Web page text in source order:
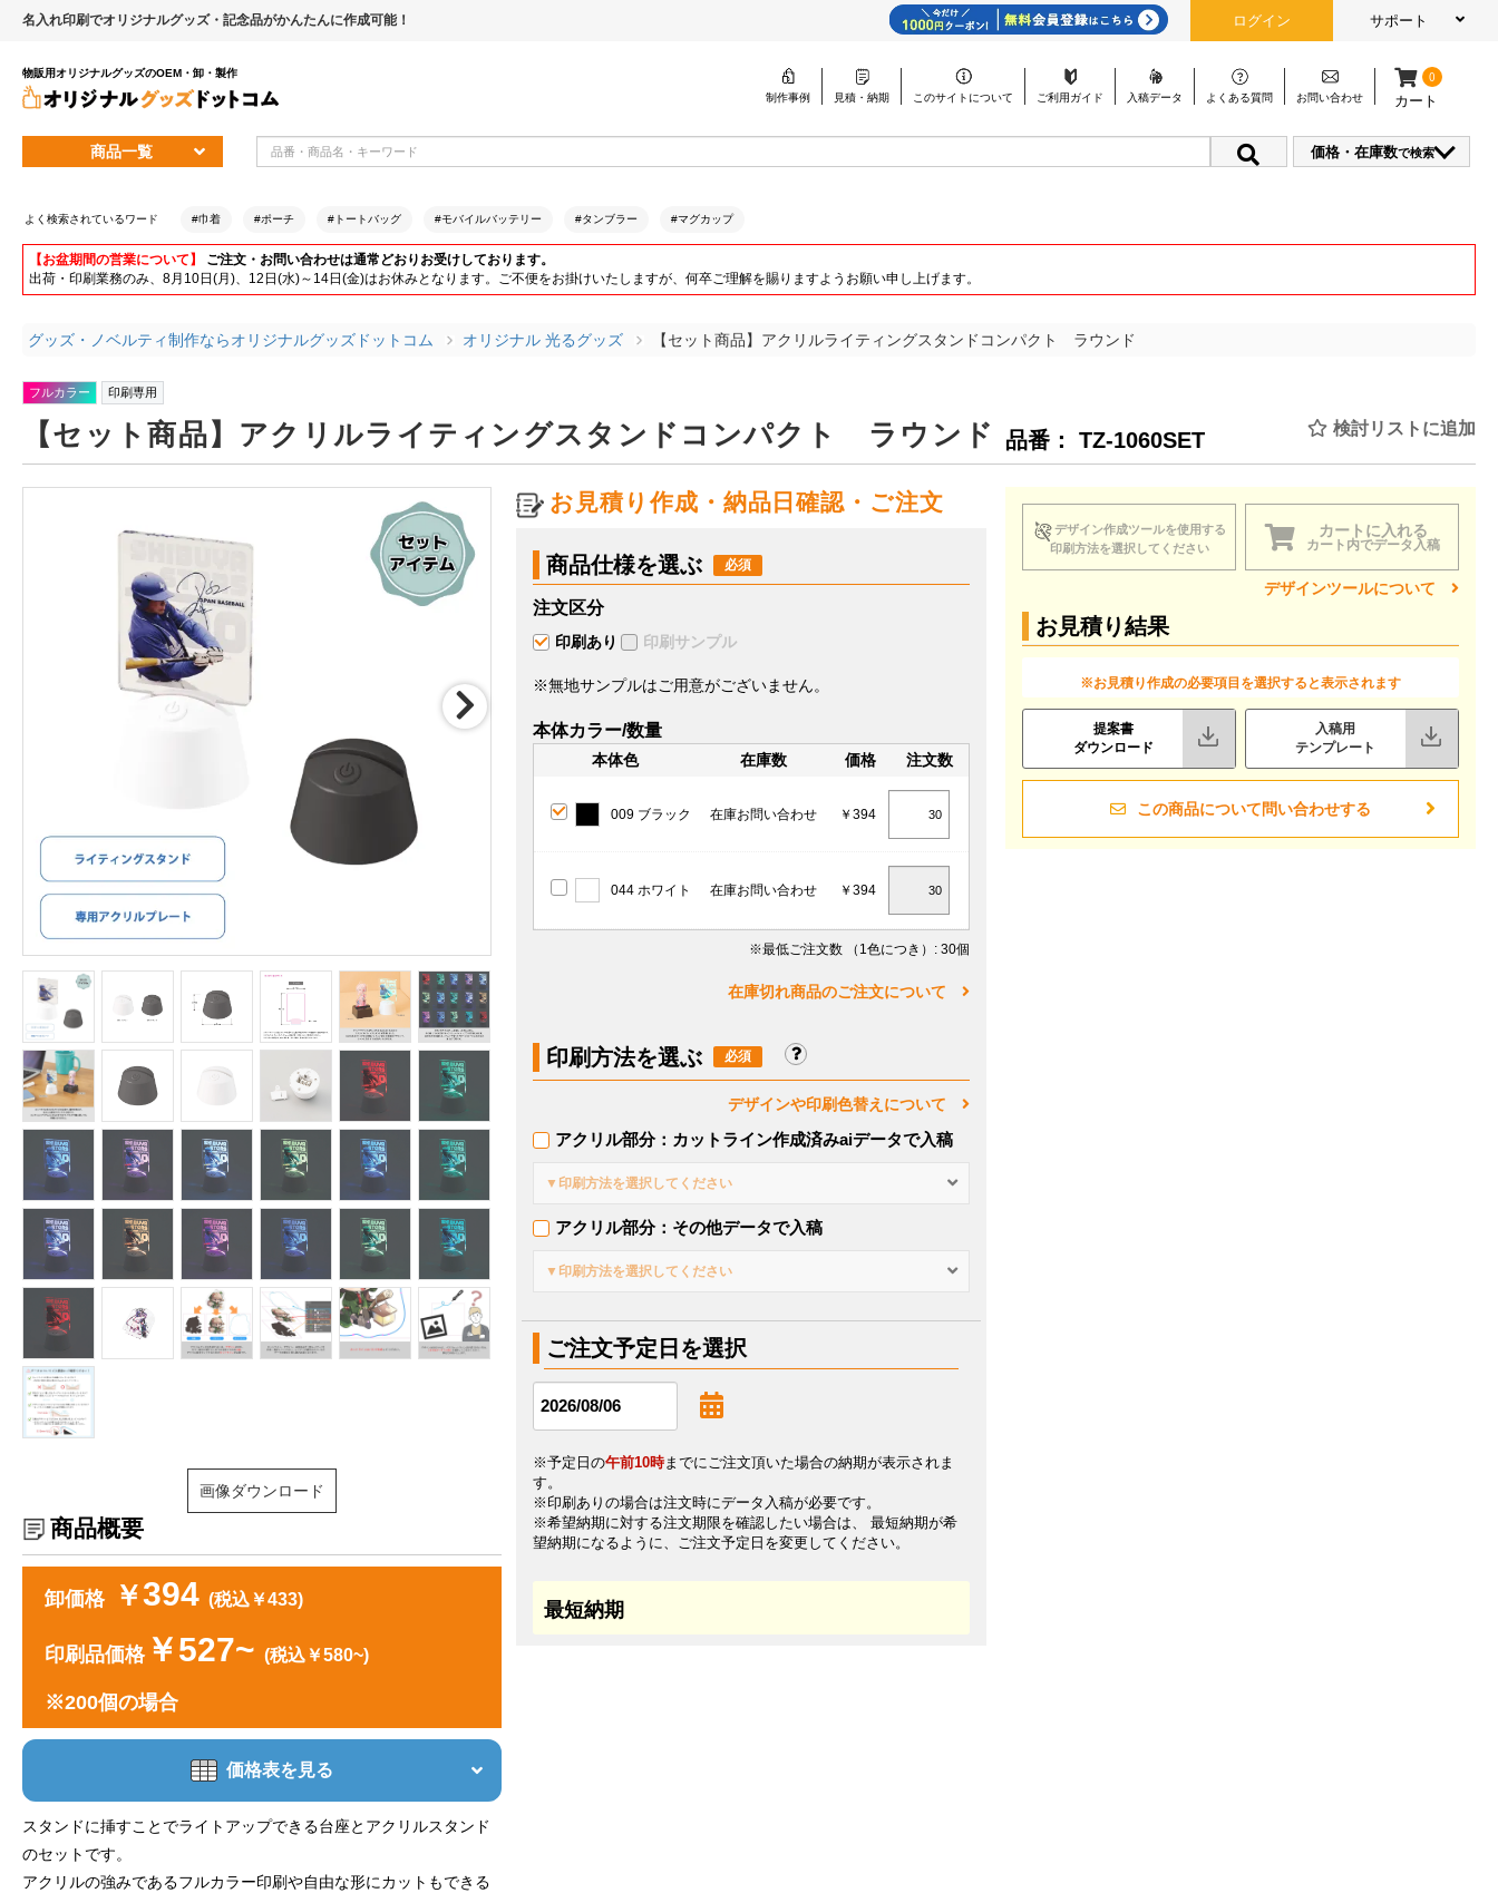
名入れ印刷でオリジナルグッズ・記念品がかんたんに作成可能！ ログイン サポート
物販用オリジナルグッズのOEM・卸・製作
制作事例
見積・納期 このサイトについて ご利用ガイド 入稿データ よくある質問 お問い合わせ
0
カート
商品一覧 価格・在庫数で検索
よく検索されているワード #巾着 #ポーチ #トートバッグ #モバイルバッテリー #タンブラー #マグカップ
【お盆期間の営業について】
ご注文・お問い合わせは通常どおりお受けしております。
出荷・印刷業務のみ、8月10日(月)、12日(水)～14日(金)はお休みとなります。ご不便をお掛けいたしますが、何卒ご理解を賜りますようお願い申し上げます。
グッズ・ノベルティ制作ならオリジナルグッズドットコム オリジナル 光るグッズ 【セット商品】アクリルライティングスタンドコンパクト ラウンド
フルカラー 印刷専用
【セット商品】アクリルライティングスタンドコンパクト ラウンド 品番： TZ-1060SET 検討リストに追加
画像ダウンロード
商品概要
卸価格 ￥394 (税込￥433)
印刷品価格￥527~ (税込￥580~)
※200個の場合
価格表を見る
スタンドに挿すことでライトアップできる台座とアクリルスタンド
のセットです。
アクリルの強みであるフルカラー印刷や自由な形にカットもできる
お見積り作成・納品日確認・ご注文
商品仕様を選ぶ
注文区分
印刷あり 印刷サンプル
※無地サンプルはご用意がございません。
本体カラー/数量
本体色 在庫数 価格 注文数
009 ブラック 在庫お問い合わせ ￥394
044 ホワイト 在庫お問い合わせ ￥394
※最低ご注文数 （1色につき） : 30個
在庫切れ商品のご注文について
印刷方法を選ぶ
デザインや印刷色替えについて
アクリル部分：カットライン作成済みaiデータで入稿
▼印刷方法を選択してください
アクリル部分：その他データで入稿
▼印刷方法を選択してください
ご注文予定日を選択
※予定日の午前10時までにご注文頂いた場合の納期が表示されま
す。
※印刷ありの場合は注文時にデータ入稿が必要です。
※希望納期に対する注文期限を確認したい場合は、 最短納期が希
望納期になるように、ご注文予定日を変更してください。
最短納期
デザイン作成ツールを使用する
印刷方法を選択してください
カートに入れる
カート内でデータ入稿
デザインツールについて
お見積り結果
※お見積り作成の必要項目を選択すると表示されます
提案書
ダウンロード
入稿用
テンプレート
この商品について問い合わせする